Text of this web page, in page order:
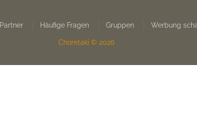
Partner Häufige Fragen Gruppen Werbung
Choretaki © 2026